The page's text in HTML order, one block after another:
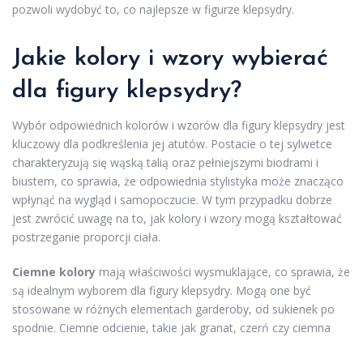
pozwoli wydobyć to, co najlepsze w figurze klepsydry.
Jakie kolory i wzory wybierać
dla figury klepsydry?
Wybór odpowiednich kolorów i wzorów dla figury klepsydry jest
kluczowy dla podkreślenia jej atutów. Postacie o tej sylwetce
charakteryzują się wąską talią oraz pełniejszymi biodrami i
biustem, co sprawia, że odpowiednia stylistyka może znacząco
wpłynąć na wygląd i samopoczucie. W tym przypadku dobrze
jest zwrócić uwagę na to, jak kolory i wzory mogą kształtować
postrzeganie proporcji ciała.
Ciemne kolory mają właściwości wysmuklające, co sprawia, że
są idealnym wyborem dla figury klepsydry. Mogą one być
stosowane w różnych elementach garderoby, od sukienek po
spodnie. Ciemne odcienie, takie jak granat, czerń czy ciemna